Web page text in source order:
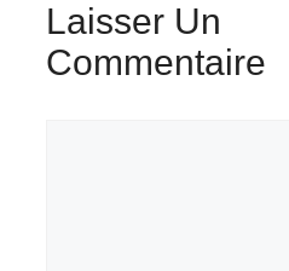
Laisser Un
Commentaire